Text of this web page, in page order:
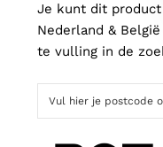
Je kunt dit
Nederland &
te vulling in de